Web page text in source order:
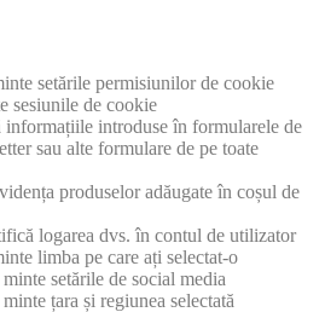
setările permisiunilor de cookie
sesiunile de cookie
informațiile introduse în formularele de
sau alte formulare de pe toate
produselor adăugate în coșul de
logarea dvs. în contul de utilizator
limba pe care ați selectat-o
setările de social media
țara și regiunea selectată